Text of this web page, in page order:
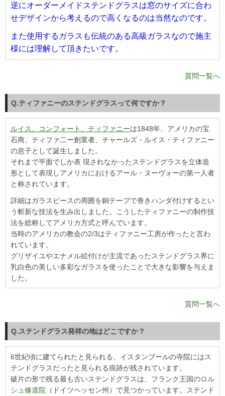
逆にオーダーメイドステンドグラスは窓のサイズに合わ
せデザインから考えるので高くなるのは当然なのです。
また使用するガラスも伝統のある高級ガラスなので施主
様には理解して頂きたいです。
質問一覧へ
Q.ティファニーのステンドグラスって何ですか？
ルイス、コンフォート、ティファニーは1848年、アメリカの宝
石商、ティファ二ー創業者、チャールズ・ルイス・ティファニー
の息子として誕生しました。
それまで平面でしか表 現されなかったステンドグラスを立体造
形として表現しアメリカにおけるアール・ヌーヴォーの第一人者
と称されています。
詳細はガラスピースの周囲を銅テープで巻きハンダ付けするとい
う斬新な技法を生み出しました。こうしたティファニーの制作技
法を総称してアメリカ方式と呼んでいます。
当時のアメリカの教会の2/3はティファニー工房が作ったと言わ
れています。
グリザイユやエナメル絵付けが主流であったステンドグラス界に
乳白色の美しい多彩なガラスを使ったことで大きな影響を与えま
した。
質問一覧へ
Q.ステンドグラス発祥の地はどこですか？
6世紀頃に建てられたと見られる、イスタンブールの寺院にはス
テンドグラスだったと見られる痕跡が残されています。
破片の形で残る最も古いステンドグラスは、フランク王国のロル
シュ修道院 （ドイツヘッセン州）で見つかっています。ステンド